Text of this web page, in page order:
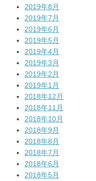
2019年8月
2019年7月
2019年6月
2019年5月
2019年4月
2019年3月
2019年2月
2019年1月
2018年12月
2018年11月
2018年10月
2018年9月
2018年8月
2018年7月
2018年6月
2018年5月